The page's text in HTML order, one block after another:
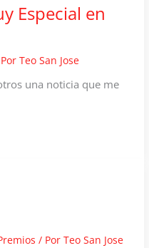
Especial en
Teo San Jose
una noticia que me
/ Por Teo San Jose